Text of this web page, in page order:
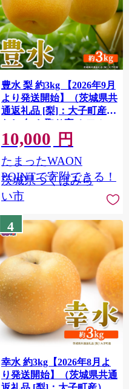
豊水 梨 約3kg 【2026年9月
より発送開始】（茨城県共
通返礼品 [梨]：大子町産）
なし 旬 お取り寄せ フルー
ツ 甘い ジューシー 和梨 時
期 [FC12-NT]
10,000 円
たまったWAON
POINTで寄附できる！
茨城県つくばみら
い市
4
幸水 約3kg【2026年8月よ
り発送開始】（茨城県共通